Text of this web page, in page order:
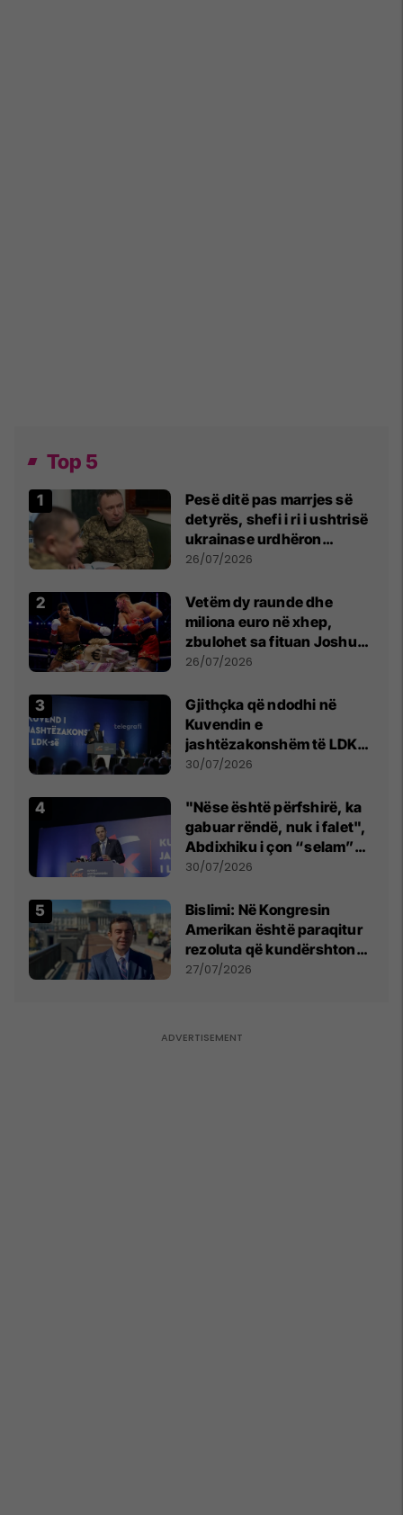
Top 5
Pesë ditë pas marrjes së
detyrës, shefi i ri i ushtrisë
ukrainase urdhëron
kontroll të madh
26/07/2026
Vetëm dy raunde dhe
miliona euro në xhep,
zbulohet sa fituan Joshua
e Prenga
26/07/2026
Gjithçka që ndodhi në
Kuvendin e
jashtëzakonshëm të LDK-
së
30/07/2026
"Nëse është përfshirë, ka
gabuar rëndë, nuk i falet",
Abdixhiku i çon “selam”
Përparim Ramës
30/07/2026
Bislimi: Në Kongresin
Amerikan është paraqitur
rezoluta që kundërshton
mbajtjen e Asamblesë
27/07/2026